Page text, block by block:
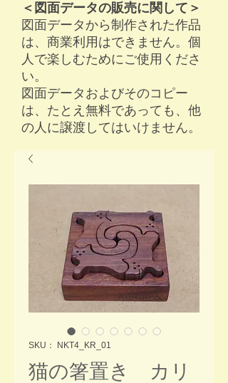
＜図面データの販売に関して＞
​図面データから制作された作品
は、商業利用はできません。個
人で楽しむためにご使用くださ
い。
​図面データおよびそのコピー
は、たとえ無料であっても、他
の人に譲渡してはいけません。
SKU： NKT4_KR_01
猫の箸置き カリ